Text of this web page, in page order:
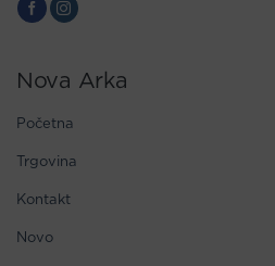
Nova Arka
Početna
Trgovina
Kontakt
Novo